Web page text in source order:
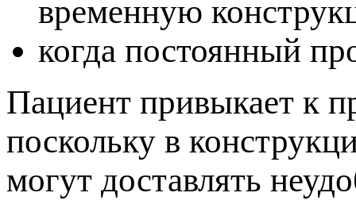
ременную
когда постоянный
Пациент привыкает к
оскольку в
могут доставлять